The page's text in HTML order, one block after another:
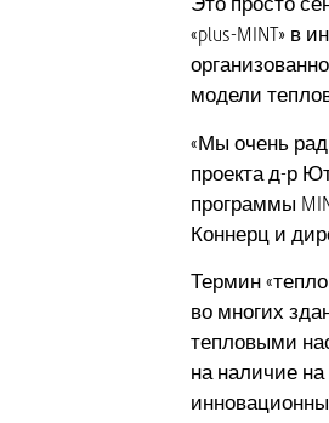
«plus-MINT» в
модели
«Мы очень
проекта д-р
программы
Коннерц и
Термин
во многих
тепловыми
на наличие